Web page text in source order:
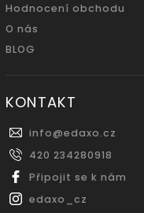
Hodnocení obchodu
O nás
BLOG
KONTAKT
info@edaxo.cz
420 234280918
Připojit se k nám
edaxo_cz